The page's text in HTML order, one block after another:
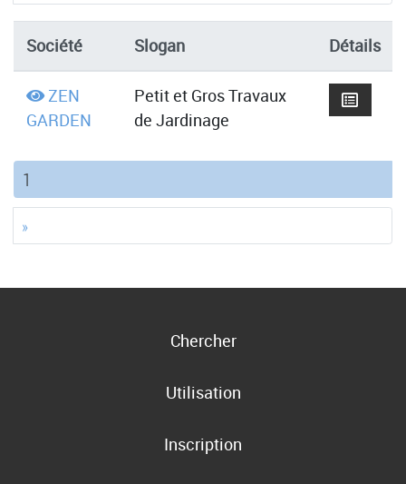
Société Slogan Détails
ZEN
GARDEN
Petit et Gros Travaux
de Jardinage
1
»
Chercher
Utilisation
Inscription